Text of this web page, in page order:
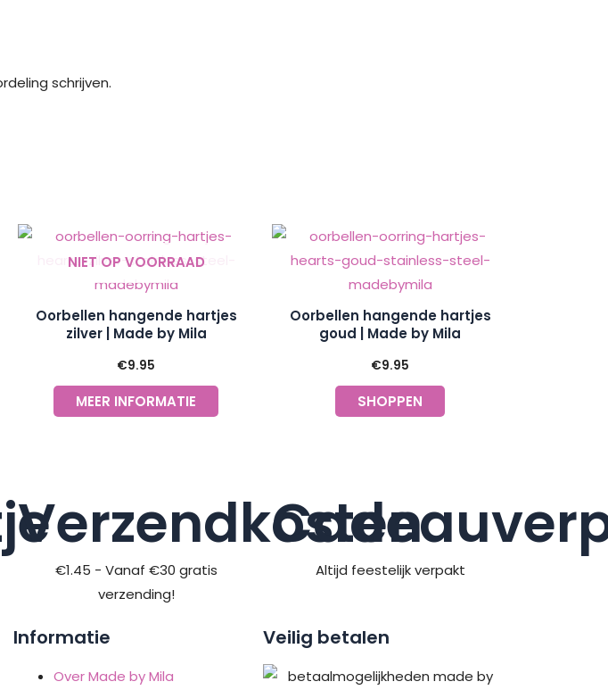
schrijven.
NIET OP VOORRAAD
Oorbellen hangende hartjes
zilver | Made by Mila
€9.95
MEER INFORMATIE
Oorbellen hangende hartjes
goud | Made by Mila
€9.95
SHOPPEN
Verzendkosten
€1.45 - Vanaf €30 gratis
verzending!
Altijd feestelijk verpakt
Informatie
Over Made by Mila
Veilig betalen